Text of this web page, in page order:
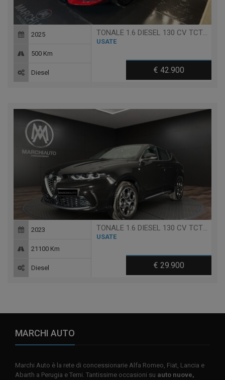
TONALE 1.6 DIESEL 130 CV TCT6 EDIZIONE MILANO CORTINA 202
USATE
€ 42.900
2025
500 Km
Diesel
TONALE 1.6 DIESEL 130 CV TCT6 TI
USATE
€ 29.900
2023
21100 Km
Diesel
MARCHI AUTO
Marchi Auto è la rete di concessionarie Alfa Romeo, Fiat, Lancia e
Abarth a Perugia e Terni. Tantissime occasioni su auto nuove,